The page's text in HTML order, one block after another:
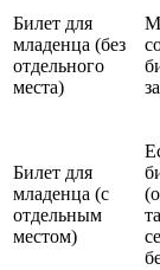
Билет для
младенца (без
отдельного
места)
Билет для
младенца (с
отдельным
местом)